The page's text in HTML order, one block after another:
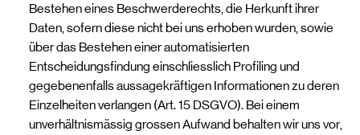
Bestehen eines Beschwerderechts, die Herkunft ihrer
Daten, sofern diese nicht bei uns erhoben wurden, sowie
über das Bestehen einer automatisierten
Entscheidungsfindung einschliesslich Profiling und
gegebenenfalls aussagekräftigen Informationen zu deren
Einzelheiten verlangen (Art. 15 DSGVO). Bei einem
unverhältnismässig grossen Aufwand behalten wir uns vor,